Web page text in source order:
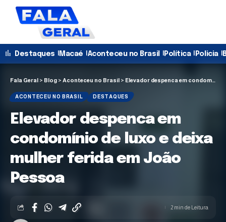
Destaques Macaé Aconteceu no Brasil Política Policia
Fala Geral > Blog > Aconteceu no Brasil > Elevador despenca em condomínio de luxo e deixa mulher ferida em João Pessoa
ACONTECEU NO BRASIL DESTAQUES
Elevador despenca em
condomínio de luxo e deixa
mulher ferida em João
Pessoa
2 min de Leitura